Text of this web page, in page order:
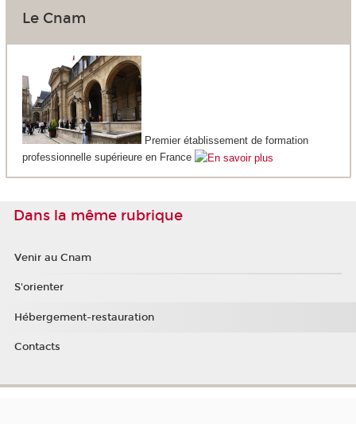
Le Cnam
Premier établissement de formation
professionnelle supérieure en France
Dans la même rubrique
Venir au Cnam
S'orienter
Hébergement-restauration
Contacts